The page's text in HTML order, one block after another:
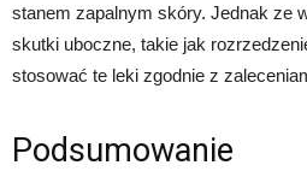
stanem zapalnym skóry. Jednak ze
skutki uboczne, takie jak
stosować te leki zgodnie z
Podsumowanie